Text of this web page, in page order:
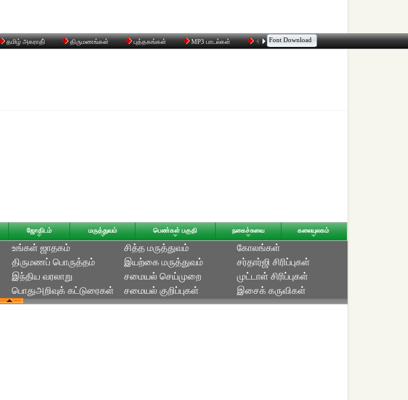
தமிழ் அகராதி் திருமணங்கள் புத்தகங்கள் MP3 பாடல்கள் மின்னஞ்சல் திரட்டி உரையாடல்
Font Download
ஜோதிடம் மருத்துவம் பெண்கள் பகுதி நகைச்சுவை கலையுலகம்
உங்கள் ஜாதகம்
திருமணப் பொருத்தம்
இந்திய வரலாறு
பொதுஅறிவுக் கட்டுரைகள்
சித்த மருத்துவம்
இயற்கை மருத்துவம்
சமையல் செய்முறை
சமையல் குறிப்புகள்
கோலங்கள்
சர்தார்ஜி சிரிப்புகள்
முட்டாள் சிரிப்புகள்
இசைக் கருவிகள்